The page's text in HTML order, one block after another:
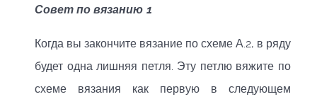
Совет по вязанию 1
Когда вы закончите вязание по схеме А.2, в ряду
будет одна лишняя петля. Эту петлю вяжите по
схеме вязания как первую в следующем